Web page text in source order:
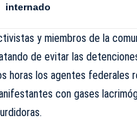
internado
y miembros de la
de evitar las
horas los agentes federales
con gases